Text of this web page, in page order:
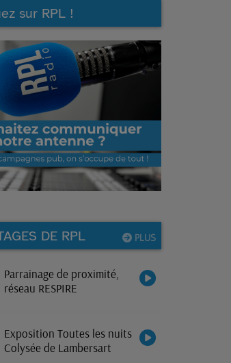
sur RPL !
PLUS
DE RPL
Parrainage de proximité,
réseau RESPIRE
Exposition Toutes les nuits
Colysée de Lambersart